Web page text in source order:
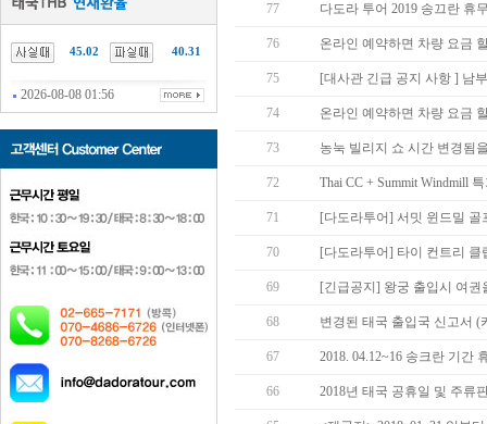
45.02 40.31
2026-08-08 01:56
77 다도라 투어 2019 송끄란 휴
76 온라인 예약하면 차량 요금
75 [대사관 긴급 공지 사항 ] 남
74 온라인 예약하면 차량 요금
73 농눅 빌리지 쇼 시간 변경됨
72 Thai CC + Summit Windmill
71 [다도라투어] 서밋 윈드밀
70 [다도라투어] 타이 컨트리
69 [긴급공지] 왕궁 출입시 여
68 변경된 태국 출입국 신고서 (
67 2018. 04.12~16 송크란 기간
66 2018년 태국 공휴일 및 주류